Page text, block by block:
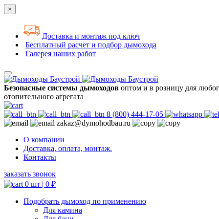
×
Доставка и монтаж под ключ
Бесплатный расчет и подбор дымохода
Галерея наших работ
Безопасные системы дымоходов оптом и в розницу для
отопительного агрегата
8 (800) 444-17-05
zakaz@dymohodbau.ru
О компании
Доставка, оплата, монтаж.
Контакты
заказать звонок
0 шт | 0 ₽
Подобрать дымоход по применению
Для камина